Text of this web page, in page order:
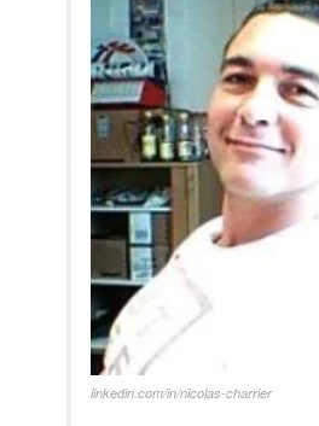
linkedin.com/in/nicolas-charrier